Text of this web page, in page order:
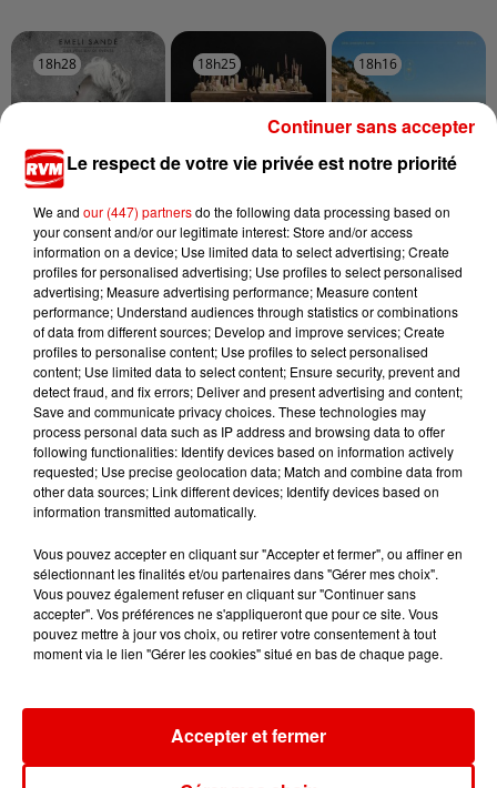
18h28
18h28
EMELI SANDÉ
Next To Me
18h25
18h25
TOVE LO X STROMAE
Des Fleurs
18h16
18h16
RIVIERA
She Doesn't Mind
L'ACTU DES ARDENNES
Le respect de votre vie privée est notre priorité
We and our (447) partnersdo the following data processing based on
your consent and/or our legitimate interest: Store and/or access
information on a device; Use limited data to select advertising; Create
profiles for personalised advertising; Use profiles to select personalised
advertising; Measure advertising performance; Measure content
performance; Understand audiences through statistics or combinations
of data from different sources; Develop and improve services; Create
profiles to personalise content; Use profiles to select personalised
content; Use limited data to select content; Ensure security, prevent and
detect fraud, and fix errors; Deliver and present advertising and content;
Save and communicate privacy choices. These technologies may
process personal data such as IP address and browsing data to offer
following functionalities: Identify devices based on information actively
requested; Use precise geolocation data; Match and combine data from
other data sources; Link different devices; Identify devices based on
information transmitted automatically.
Vous pouvez accepter en cliquant sur "Accepter et fermer", ou affiner en
sélectionnant les finalités et/ou partenaires dans "Gérer mes choix".
Vous pouvez également refuser en cliquant sur "Continuer sans
accepter". Vos préférences ne s'appliqueront que pour ce site. Vous
pouvez mettre à jour vos choix, ou retirer votre consentement à tout
moment via le lien "Gérer les cookies" situé en bas de chaque page.
Accepter et fermer
Continuer sans accepter